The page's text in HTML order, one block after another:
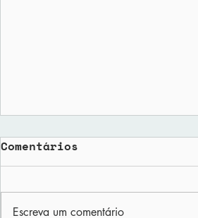
Comentários
Escreva um comentário